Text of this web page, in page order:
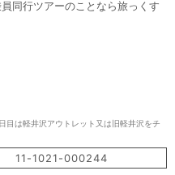
同行ツアーのことなら旅っくす
目は軽井沢アウトレット又は旧軽井沢をチ
11-1021-000244